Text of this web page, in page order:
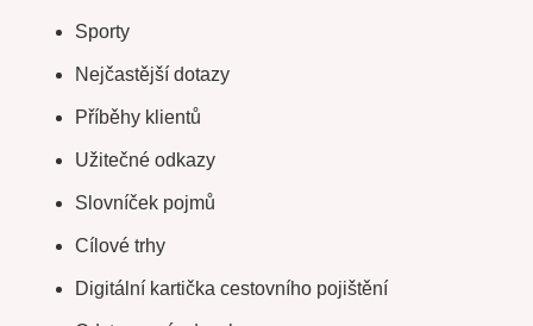
Sporty
Nejčastější dotazy
Příběhy klientů
Užitečné odkazy
Slovníček pojmů
Cílové trhy
Digitální kartička cestovního pojištění